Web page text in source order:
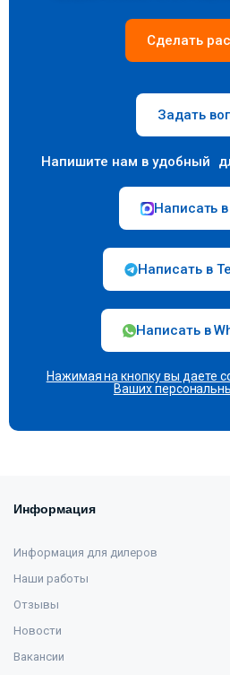
Сделать
Задать
Напишите нам в удобный
Написать в
Написать в
Написать в
Нажимая на кнопку вы даете
Ваших
Информация
Информация для дилеров
Наши работы
Отзывы
Новости
Вакансии